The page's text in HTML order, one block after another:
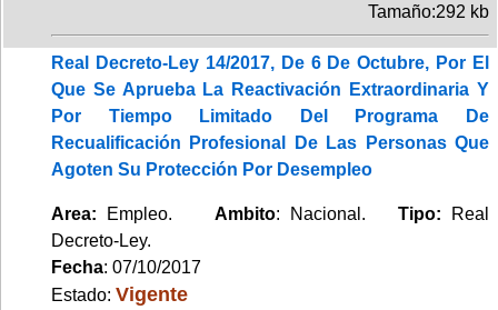
Tamaño:292 kb
Real Decreto-Ley 14/2017, De 6 De Octubre, Por El
Que Se Aprueba La Reactivación Extraordinaria Y
Por Tiempo Limitado Del Programa De
Recualificación Profesional De Las Personas Que
Agoten Su Protección Por Desempleo
Area: Empleo. Ambito: Nacional. Tipo:
Real
Decreto-Ley.
Fecha: 07/10/2017
Estado: Vigente